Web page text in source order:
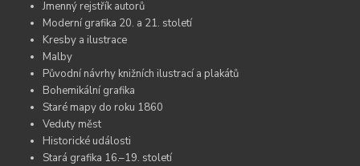
Jmenný rejstřík autorů
Moderní grafika 20. a 21. století
Kresby a ilustrace
Malby
Původní návrhy knižních ilustrací a plakátů
Bohemikální grafika
Staré mapy do roku 1860
Veduty měst
Historické události
Stará grafika 16.–19. století